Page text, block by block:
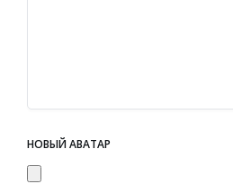
НОВЫЙ АВАТАР